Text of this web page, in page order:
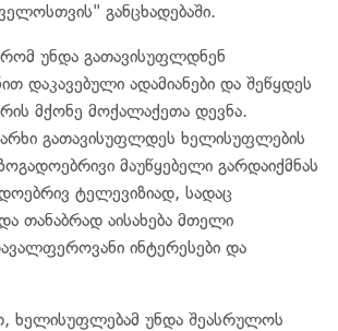
განცხადებაში.
რომ უნდა გათავისუფლდნენ
დაკავებული ადამიანები და შეწყდეს
მქონე მოქალაქეთა დევნა.
გათავისუფლდეს ხელისუფლების
მაუწყებელი გარდაიქმნას
ტელევიზიად, სადაც
თანაბრად აისახება მთელი
ინტერესები და
ხელისუფლებამ უნდა შეასრულოს